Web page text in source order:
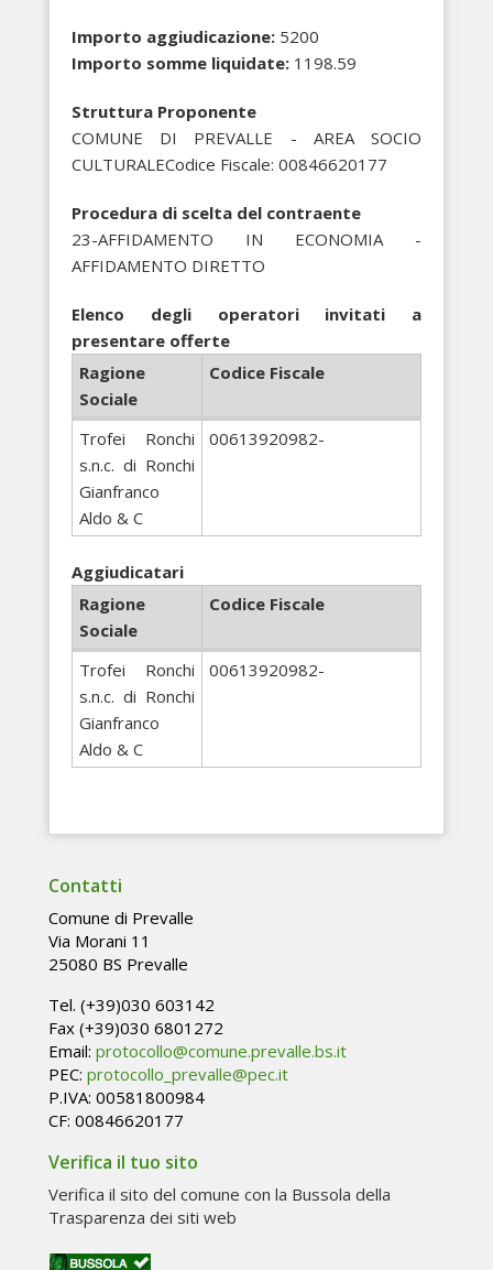
Importo aggiudicazione: 5200
Importo somme liquidate: 1198.59
Struttura Proponente
COMUNE DI PREVALLE - AREA SOCIO
CULTURALECodice Fiscale: 00846620177
Procedura di scelta del contraente
23-AFFIDAMENTO IN ECONOMIA -
AFFIDAMENTO DIRETTO
Elenco degli operatori invitati a
presentare offerte
Ragione
Sociale
Codice Fiscale
Trofei Ronchi
s.n.c. di Ronchi
Gianfranco
Aldo & C
00613920982-
Aggiudicatari
Ragione
Sociale
Codice Fiscale
Trofei Ronchi
s.n.c. di Ronchi
Gianfranco
Aldo & C
00613920982-
Contatti
Comune di Prevalle
Via Morani 11
25080 BS Prevalle
Tel. (+39)030 603142
Fax (+39)030 6801272
Email: protocollo@comune.prevalle.bs.it
PEC: protocollo_prevalle@pec.it
P.IVA: 00581800984
CF: 00846620177
Verifica il tuo sito
Verifica il sito del comune con la Bussola della
Trasparenza dei siti web